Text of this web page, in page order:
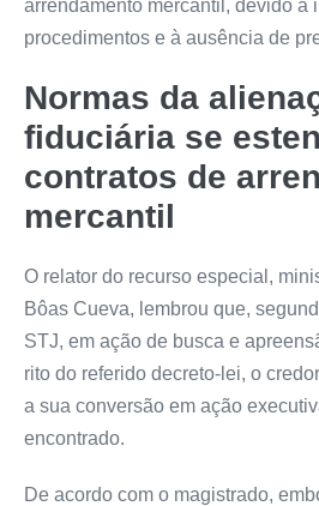
arrendamento mercantil, devido à
procedimentos e à ausência de
Normas da
fiduciária se
contratos de
mercantil
O relator do recurso especial ,
Bôas Cueva, lembrou que,
STJ, em ação de busca e
rito do referido decreto-lei, o
a sua conversão em ação
encontrado.
De acordo com o magistrado,